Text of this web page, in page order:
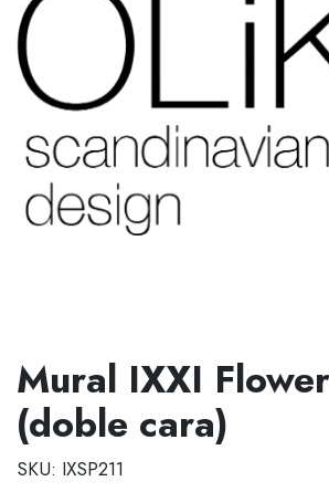
Mural IXXI
(doble cara)
SKU: IXSP211